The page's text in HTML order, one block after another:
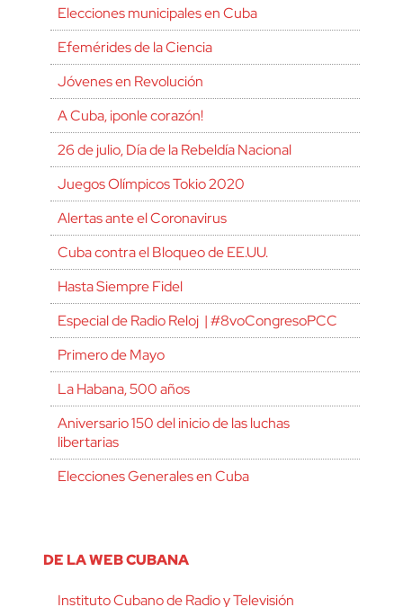
Elecciones municipales en Cuba
Efemérides de la Ciencia
Jóvenes en Revolución
A Cuba, ¡ponle corazón!
26 de julio, Día de la Rebeldía Nacional
Juegos Olímpicos Tokio 2020
Alertas ante el Coronavirus
Cuba contra el Bloqueo de EE.UU.
Hasta Siempre Fidel
Especial de Radio Reloj | #8voCongresoPCC
Primero de Mayo
La Habana, 500 años
Aniversario 150 del inicio de las luchas
libertarias
Elecciones Generales en Cuba
DE LA WEB CUBANA
Instituto Cubano de Radio y Televisión